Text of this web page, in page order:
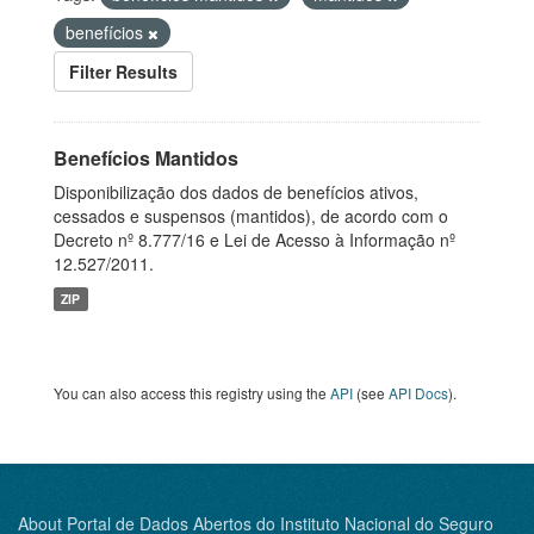
benefícios
Filter Results
Benefícios Mantidos
Disponibilização dos dados de benefícios ativos,
cessados e suspensos (mantidos), de acordo com o
Decreto nº 8.777/16 e Lei de Acesso à Informação nº
12.527/2011.
ZIP
You can also access this registry using the API (see API Docs).
About Portal de Dados Abertos do Instituto Nacional do Seguro